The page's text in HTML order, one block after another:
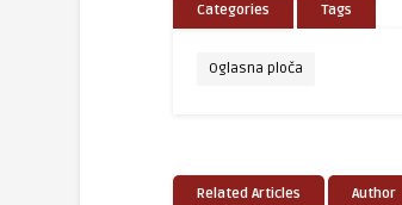
Categories Tags
Oglasna ploča
Related Articles Author